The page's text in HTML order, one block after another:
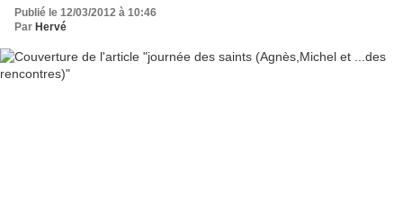
Publié le 12/03/2012 à 10:46
Par Hervé